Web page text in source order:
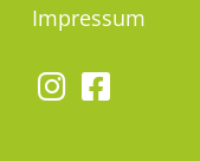
Impressum